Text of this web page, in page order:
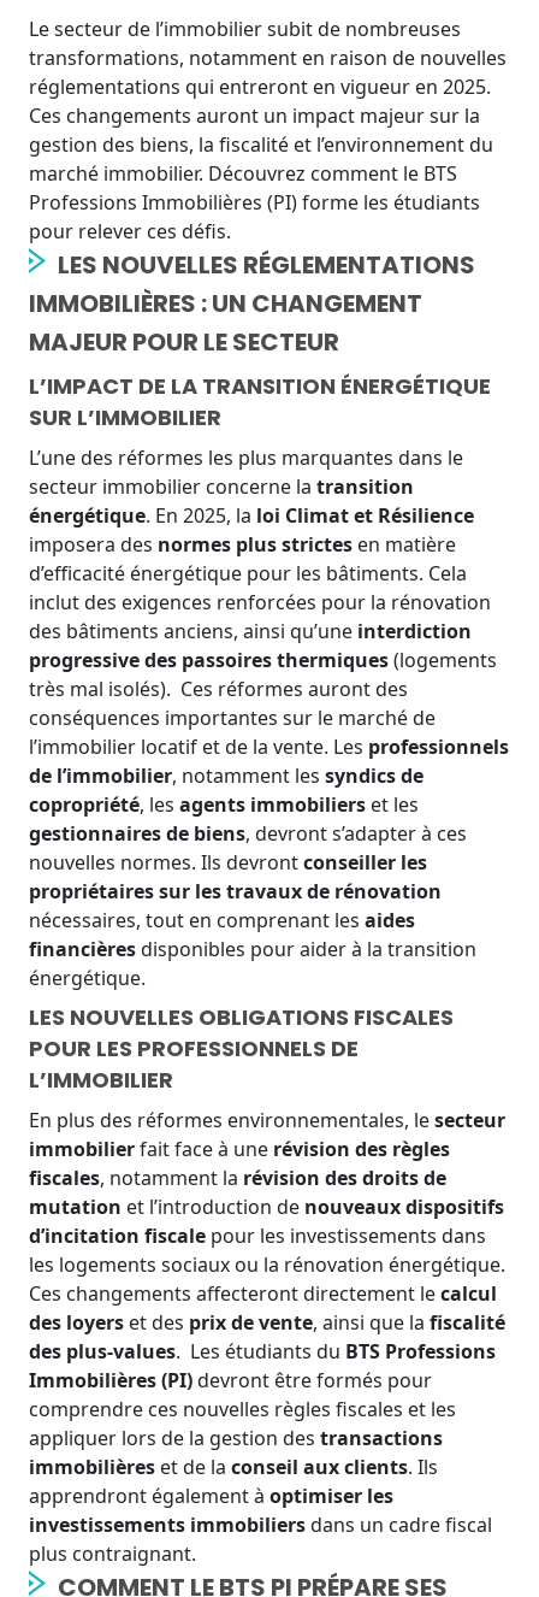
Le secteur de l’immobilier subit de nombreuses
transformations, notamment en raison de nouvelles
réglementations qui entreront en vigueur en 2025.
Ces changements auront un impact majeur sur la
gestion des biens, la fiscalité et l’environnement du
marché immobilier. Découvrez comment le BTS
Professions Immobilières (PI) forme les étudiants
pour relever ces défis.
LES NOUVELLES RÉGLEMENTATIONS
IMMOBILIÈRES : UN CHANGEMENT
MAJEUR POUR LE SECTEUR
L’IMPACT DE LA TRANSITION ÉNERGÉTIQUE
SUR L’IMMOBILIER
L’une des réformes les plus marquantes dans le
secteur immobilier concerne la transition
énergétique. En 2025, la loi Climat et Résilience
imposera des normes plus strictes en matière
d’efficacité énergétique pour les bâtiments. Cela
inclut des exigences renforcées pour la rénovation
des bâtiments anciens, ainsi qu’une interdiction
progressive des passoires thermiques(logements
très mal isolés). Ces réformes auront des
conséquences importantes sur le marché de
l’immobilier locatif et de la vente. Les professionnels
de l’immobilier, notamment les syndics de
copropriété, les agents immobiliers et les
gestionnaires de biens, devront s’adapter à ces
nouvelles normes. Ils devrontconseiller les
propriétaires sur les travaux de rénovation
nécessaires, tout en comprenant les aides
financièresdisponibles pour aider à la transition
énergétique.
LES NOUVELLES OBLIGATIONS FISCALES
POUR LES PROFESSIONNELS DE
L’IMMOBILIER
En plus des réformes environnementales, lesecteur
immobilierfait face à une révision des règles
fiscales, notamment la révision des droits de
mutation et l’introduction de nouveaux dispositifs
d’incitation fiscale pour les investissements dans
les logements sociaux ou la rénovation énergétique.
Ces changements affecteront directement lecalcul
des loyers et des prix de vente, ainsi que la fiscalité
des plus-values. Les étudiants du BTS Professions
Immobilières (PI)devront être formés pour
comprendre ces nouvelles règles fiscales et les
appliquer lors de la gestion des transactions
immobilières et de la conseil aux clients. Ils
apprendront également à optimiser les
investissements immobiliersdans un cadre fiscal
plus contraignant.
COMMENT LE BTS PI PRÉPARE SES